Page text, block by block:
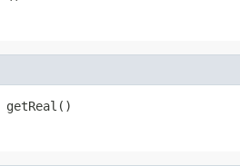
getReal()